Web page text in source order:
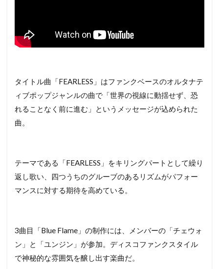
タイトル曲「FEARLESS」はファンクベースのオルタナテ
ィブポップジャンルの曲で「世界の視線に動揺せず、恐
れることなく前に進む」というメッセージが込められた
曲。
テーマである「FEARLESS」をキリングパートとして繰り
返し歌い、四つうちのグルーブのあるリズムがパフォー
マンスに対する期待を高めている。
3曲目「Blue Flame」の制作には、メンバーの「チェウォ
ン」と「ユンジン」が参加。ディスコファンクスタイル
で神秘的な雰囲気を醸し出す楽曲だ。